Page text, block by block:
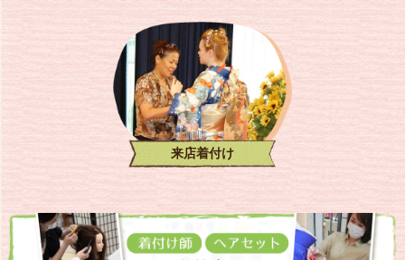
来店着付け